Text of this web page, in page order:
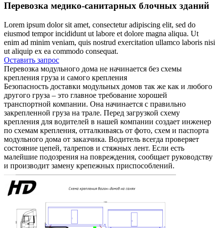
Перевозка медико-санитарных блочных зданий
Lorem ipsum dolor sit amet, consectetur adipiscing elit, sed do
eiusmod tempor incididunt ut labore et dolore magna aliqua. Ut
enim ad minim veniam, quis nostrud exercitation ullamco laboris nisi
ut aliquip ex ea commodo consequat.
Оставить запрос
Перевозка модульного дома не начинается без схемы
крепления груза и самого крепления
Безопасность доставки модульных домов так же как и любого
другого груза – это главное требование хорошей
транспортной компании. Она начинается с правильно
закрепленной груза на трале. Перед загрузкой схему
крепления для водителей в нашей компании создает инженер
по схемам крепления, отталкиваясь от фото, схем и паспорта
модульного дома от заказчика. Водитель всегда проверяет
состояние цепей, талрепов и стяжных лент. Если есть
малейшие подозрения на повреждения, сообщает руководству
и производит замену крепежных приспособлений.